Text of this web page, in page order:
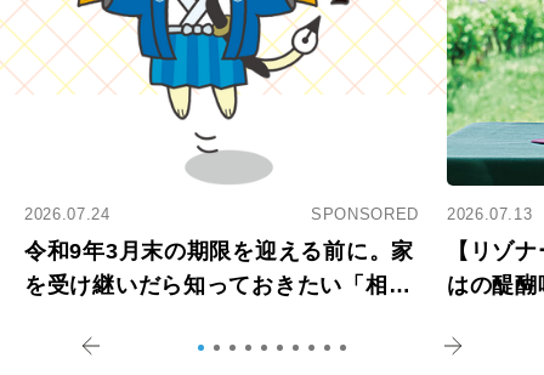
2026.07.24 SPONSORED
令和9年3月末の期限を迎える前に。家
を受け継いだら知っておきたい「相続
2026.07.13
【リゾ
はの醍